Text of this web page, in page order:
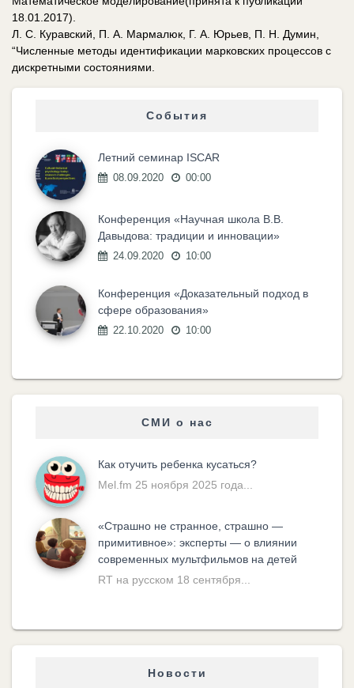
18.01.2017).
Л. С. Куравский, П. А. Мармалюк, Г. А. Юрьев, П. Н. Думин,
“Численные методы идентификации марковских процессов с
дискретными состояниями.
События
Летний семинар ISCAR
08.09.2020 00:00
Конференция «Научная школа В.В.
Давыдова: традиции и инновации»
24.09.2020 10:00
Конференция «Доказательный подход в
сфере образования»
22.10.2020 10:00
СМИ о нас
Как отучить ребенка кусаться?
Mel.fm 25 ноября 2025 года...
«Cтрашно не странное, страшно —
примитивное»: эксперты — о влиянии
современных мультфильмов на детей
RT на русском 18 сентября...
Новости